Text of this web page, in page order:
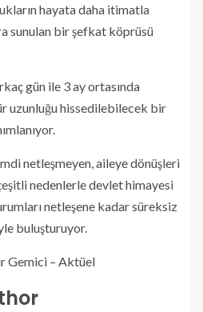
hayata daha itimatla
sunulan bir şefkat köprüsü
gün ile 3 ay ortasında
uzunluğu hissedilebilecek bir
netleşmeyen, aileye dönüşleri
nedenlerle devlet himayesi
netleşene kadar süreksiz
buluşturuyor.
Gemici – Aktüel